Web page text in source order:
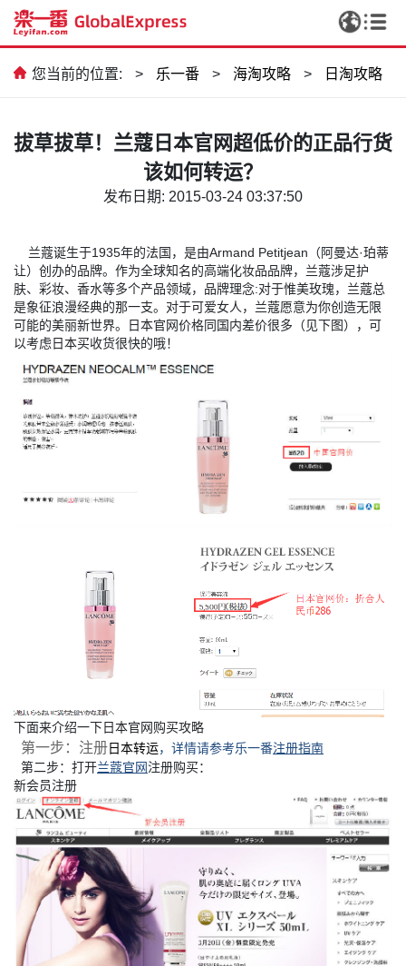
您当前的位置: > 乐一番 > 海淘攻略 > 日淘攻略
拔草拔草！兰蔻日本官网超低价的正品行货
该如何转运？
发布日期: 2015-03-24 03:37:50
兰蔻诞生于1935年的法国，是由Armand Petitjean（阿曼达·珀蒂
让）创办的品牌。作为全球知名的高端化妆品品牌，兰蔻涉足护
肤、彩妆、香水等多个产品领域，品牌理念:对于惟美玫瑰，兰蔻总
是象征浪漫经典的那一支。对于可爱女人，兰蔻愿意为你创造无限
可能的美丽新世界。日本官网价格同国内差价很多（见下图），可
以考虑日本买收货很快的哦！
下面来介绍一下日本官网购买攻略
第一步：注册日本转运，详情请参考乐一番注册指南
第二步：打开兰蔻官网注册购买：
新会员注册